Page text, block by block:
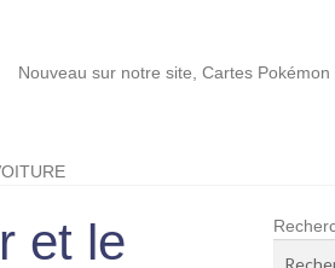
sur notre site, Cartes Pokémon en stock
et le